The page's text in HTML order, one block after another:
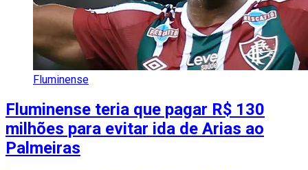
Fluminense
Fluminense teria que pagar R$ 130
milhões para evitar ida de Arias ao
Palmeiras